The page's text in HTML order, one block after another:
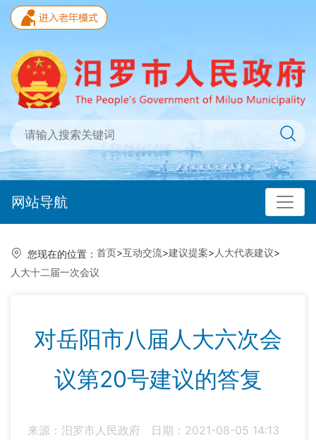
网站导航
您现在的位置： 首页>互动交流>建议提案> 人大代表建议>
人大十二届一次会议
对岳阳市八届人大六次会
议第20号建议的答复
来源：汨罗市人民政府
日期：2021-08-05 14:13